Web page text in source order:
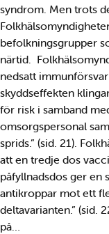
syndrom. Men trots
befolkningsgrupper
närtid.
nedsatt
skyddseffekten
för risk i samband
omsorgspersonal
sprids.” (sid. 21).
att en tredje dos
påfyllnadsdos ger en
antikroppar mot ett
deltavarianten.” (sid.
på…